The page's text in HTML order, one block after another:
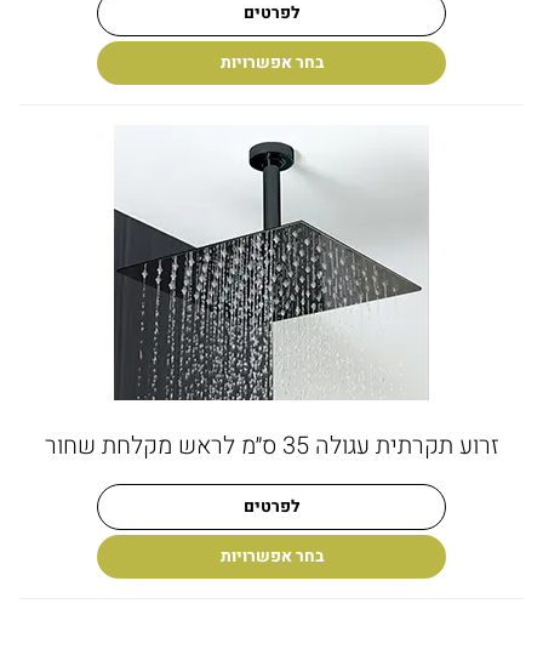
לפרטים
בחר אפשרויות
זרוע תקרתית עגולה 35 ס״מ לראש מקלחת שחור
לפרטים
בחר אפשרויות